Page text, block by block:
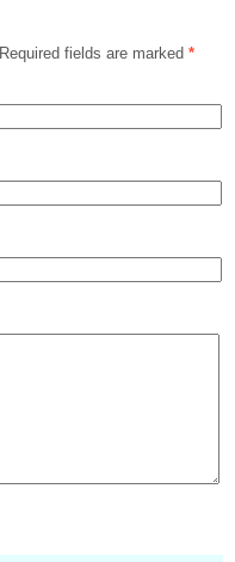
Required fields are marked *